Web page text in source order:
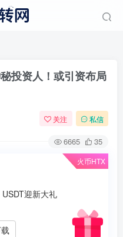
投资人！或引资布局
关注 私信
6665 35
火币HTX
迎新大礼